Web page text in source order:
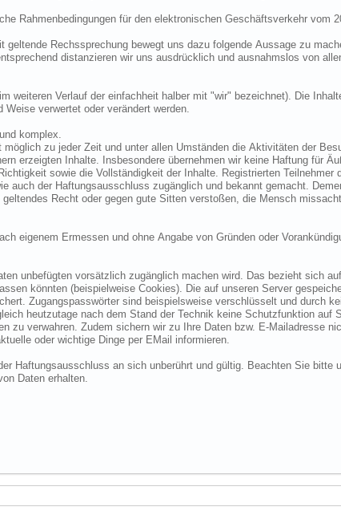
Rahmenbedingungen für den elektronischen Geschäftsverkehr vom
Rechssprechung bewegt uns dazu folgende Aussage zu
distanzieren wir uns ausdrücklich und ausnahmslos von
Verlauf der einfachheit halber mit "wir" bezeichnet). Die
verwertet oder verändert werden.
komplex.
zu jeder Zeit und unter allen Umständen die Aktivitäten der
erzeigten Inhalte. Insbesondere übernehmen wir keine Haftung für
sowie die Vollständigkeit der Inhalte. Registrierten Teilnehmer
auch der Haftungsausschluss zugänglich und bekannt gemacht.
Recht oder gegen gute Sitten verstoßen, die Mensch
eigenem Ermessen und ohne Angabe von Gründen oder
unbefügten vorsätzlich zugänglich machen wird. Das bezieht sich
könnten (beispielweise Cookies). Die auf unseren Server
Zugangspasswörter sind beispielsweise verschlüsselt und durch
heutzutage nach dem Stand der Technik keine Schutzfunktion auf
verwahren. Zudem sichern wir zu Ihre Daten bzw. E-Mailadresse
oder wichtige Dinge per EMail informieren.
Haftungsausschluss an sich unberührt und gültig. Beachten Sie bitte
Daten erhalten.